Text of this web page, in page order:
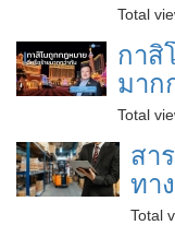
Total
กาสิ
มาก
Total
สา
ทา
Total